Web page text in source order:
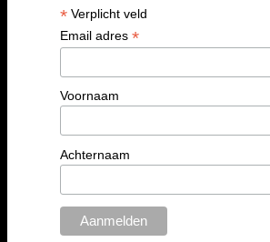
*Verplicht veld
Email adres *
Voornaam
Achternaam